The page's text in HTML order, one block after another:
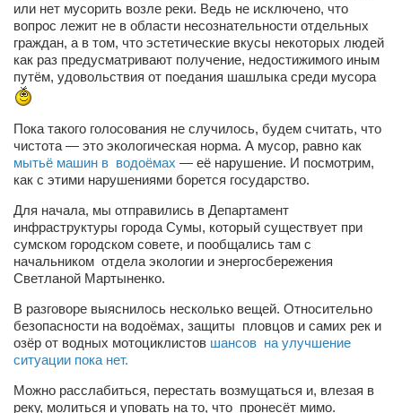
Елена Мельник
Вера Паненко
Семён Салатенко
Актёры
Валентин Бурый
Артём Мяус
Александра Сокол
Барды
Владимир Айзенберг
Игорь Добровольский
Ольга Козаченко
Оксана Скоробагатская
Александра Скорук
или нет мусорить возле реки. Ведь не исключено, что
вопрос лежит не в области несознательности отдельных
граждан, а в том, что эстетические вкусы некоторых людей
как раз предусматривают получение, недостижимого иным
путём, удовольствия от поедания шашлыка среди мусора
Пока такого голосования не случилось, будем считать, что
чистота — это экологическая норма. А мусор, равно как
мытьё машин в водоёмах — её нарушение. И посмотрим,
как с этими нарушениями борется государство.
Для начала, мы отправились в Департамент
инфраструктуры города Сумы, который существует при
сумском городском совете, и пообщались там с
начальником отдела экологии и энергосбережения
Светланой Мартыненко.
В разговоре выяснилось несколько вещей. Относительно
безопасности на водоёмах, защиты пловцов и самих рек и
озёр от водных мотоциклистов шансов на улучшение
ситуации пока нет.
Можно расслабиться, перестать возмущаться и, влезая в
реку, молиться и уповать на то, что пронесёт мимо.